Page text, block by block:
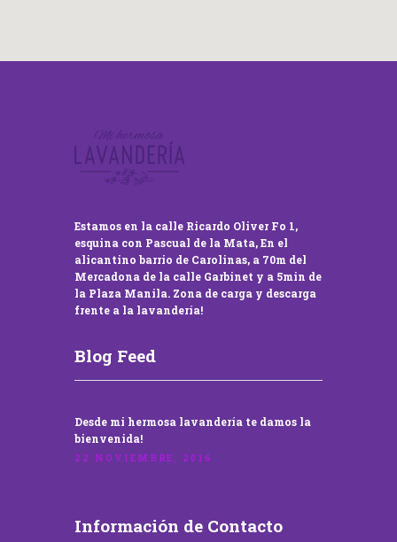
Estamos en la calle Ricardo Oliver Fo 1,
esquina con Pascual de la Mata, En el
alicantino barrio de Carolinas, a 70m del
Mercadona de la calle Garbinet y a 5min de
la Plaza Manila. Zona de carga y descarga
frente a la lavandería!
Blog Feed
Desde mi hermosa lavandería te damos la
bienvenida!
22 NOVIEMBRE, 2016
Información de Contacto